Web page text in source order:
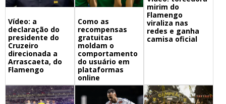
Vídeo: a
declaração do
presidente do
Cruzeiro
direcionada a
Arrascaeta, do
Flamengo
Como as
recompensas
gratuitas
moldam o
comportamento
do usuário em
plataformas
online
mirim do
Flamengo
viraliza nas
redes e ganha
camisa oficial